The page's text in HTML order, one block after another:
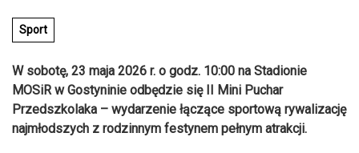
Sport
W sobotę, 23 maja 2026 r. o godz. 10:00 na Stadionie
MOSiR w Gostyninie odbędzie się II Mini Puchar
Przedszkolaka – wydarzenie łączące sportową rywalizację
najmłodszych z rodzinnym festynem pełnym atrakcji.